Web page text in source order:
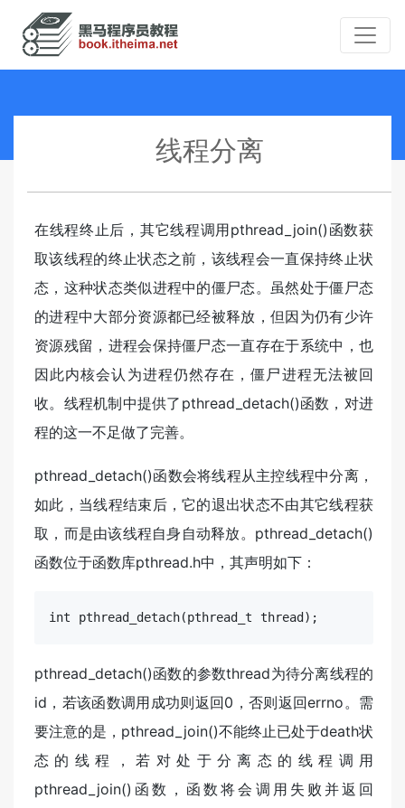
线程分离
在线程终止后，其它线程调用pthread_join()函数获
取该线程的终止状态之前，该线程会一直保持终止状
态，这种状态类似进程中的僵尸态。虽然处于僵尸态
的进程中大部分资源都已经被释放，但因为仍有少许
资源残留，进程会保持僵尸态一直存在于系统中，也
因此内核会认为进程仍然存在，僵尸进程无法被回
收。线程机制中提供了pthread_detach()函数，对进
程的这一不足做了完善。
pthread_detach()函数会将线程从主控线程中分离，
如此，当线程结束后，它的退出状态不由其它线程获
取，而是由该线程自身自动释放。pthread_detach()
函数位于函数库pthread.h中，其声明如下：
int pthread _detach(pthread_t thread ) ;
pthread_detach()函数的参数thread为待分离线程的
id，若该函数调用成功则返回0，否则返回errno。需
要注意的是，pthread_join()不能终止已处于death状
态的线程，若对处于分离态的线程调用
pthread_join()函数，函数将会调用失败并返回